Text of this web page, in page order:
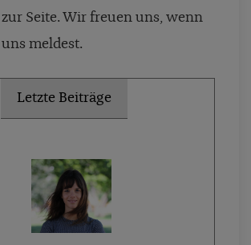
Seite. Wir freuen uns, wenn
meldest.
Letzte Beiträge